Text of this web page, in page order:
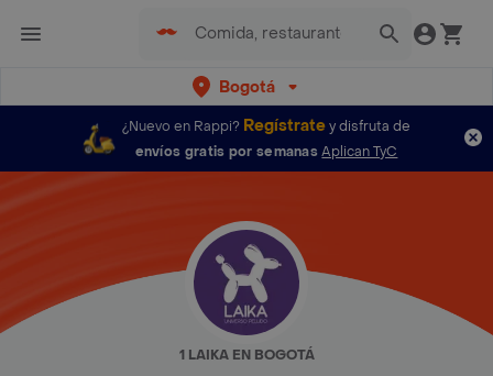
Bogotá
¿Nuevo en Rappi? Regístratey disfruta de
envíos gratis por semanas Aplican TyC
1 LAIKA EN BOGOTÁ